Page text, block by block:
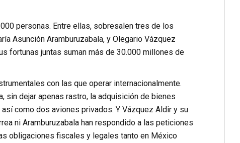
personas. Entre ellas, sobresalen tres de los
Asunción Aramburuzabala, y Olegario Vázquez
fortunas juntas suman más de 30.000 millones de
con las que operar internacionalmente.
sin dejar apenas rastro, la adquisición de bienes
como dos aviones privados. Y Vázquez Aldir y su
ni Aramburuzabala han respondido a las peticiones
obligaciones fiscales y legales tanto en México